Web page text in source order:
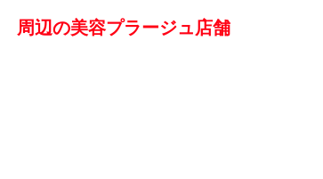
周辺の美容プラージュ店舗